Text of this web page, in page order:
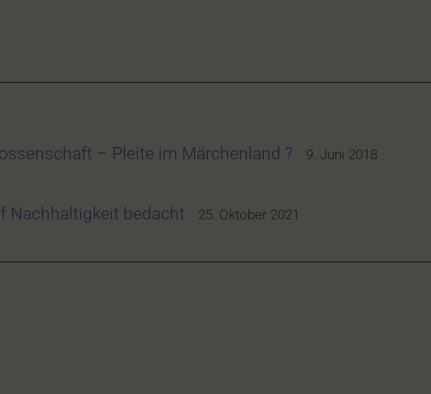
– Pleite im Märchenland ? 9. Juni 2018
Nachhaltigkeit bedacht 25. Oktober 2021